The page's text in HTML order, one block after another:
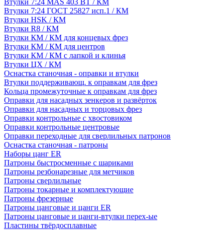
Втулки 7:24 MAS 403 BT / КМ
Втулки 7:24 ГОСТ 25827 исп.1 / КМ
Втулки HSK / КМ
Втулки R8 / КМ
Втулки КМ / КМ для концевых фрез
Втулки КМ / КМ для центров
Втулки КМ / КМ с лапкой и клинья
Втулки ЦХ / КМ
Оснастка станочная - оправки и втулки
Втулки поддерживающ. к оправкам для фрез
Кольца промежуточные к оправкам для фрез
Оправки для насадных зенкеров и развёрток
Оправки для насадных и торцовых фрез
Оправки контрольные с хвостовиком
Оправки контрольные центровые
Оправки переходные для сверлильных патронов
Оснастка станочная - патроны
Наборы цанг ER
Патроны быстросменные с шариками
Патроны резбонарезные для метчиков
Патроны сверлильные
Патроны токарные и комплектующие
Патроны фрезерные
Патроны цанговые и цанги ER
Патроны цанговые и цанги-втулки перех-ые
Пластины твёрдосплавные